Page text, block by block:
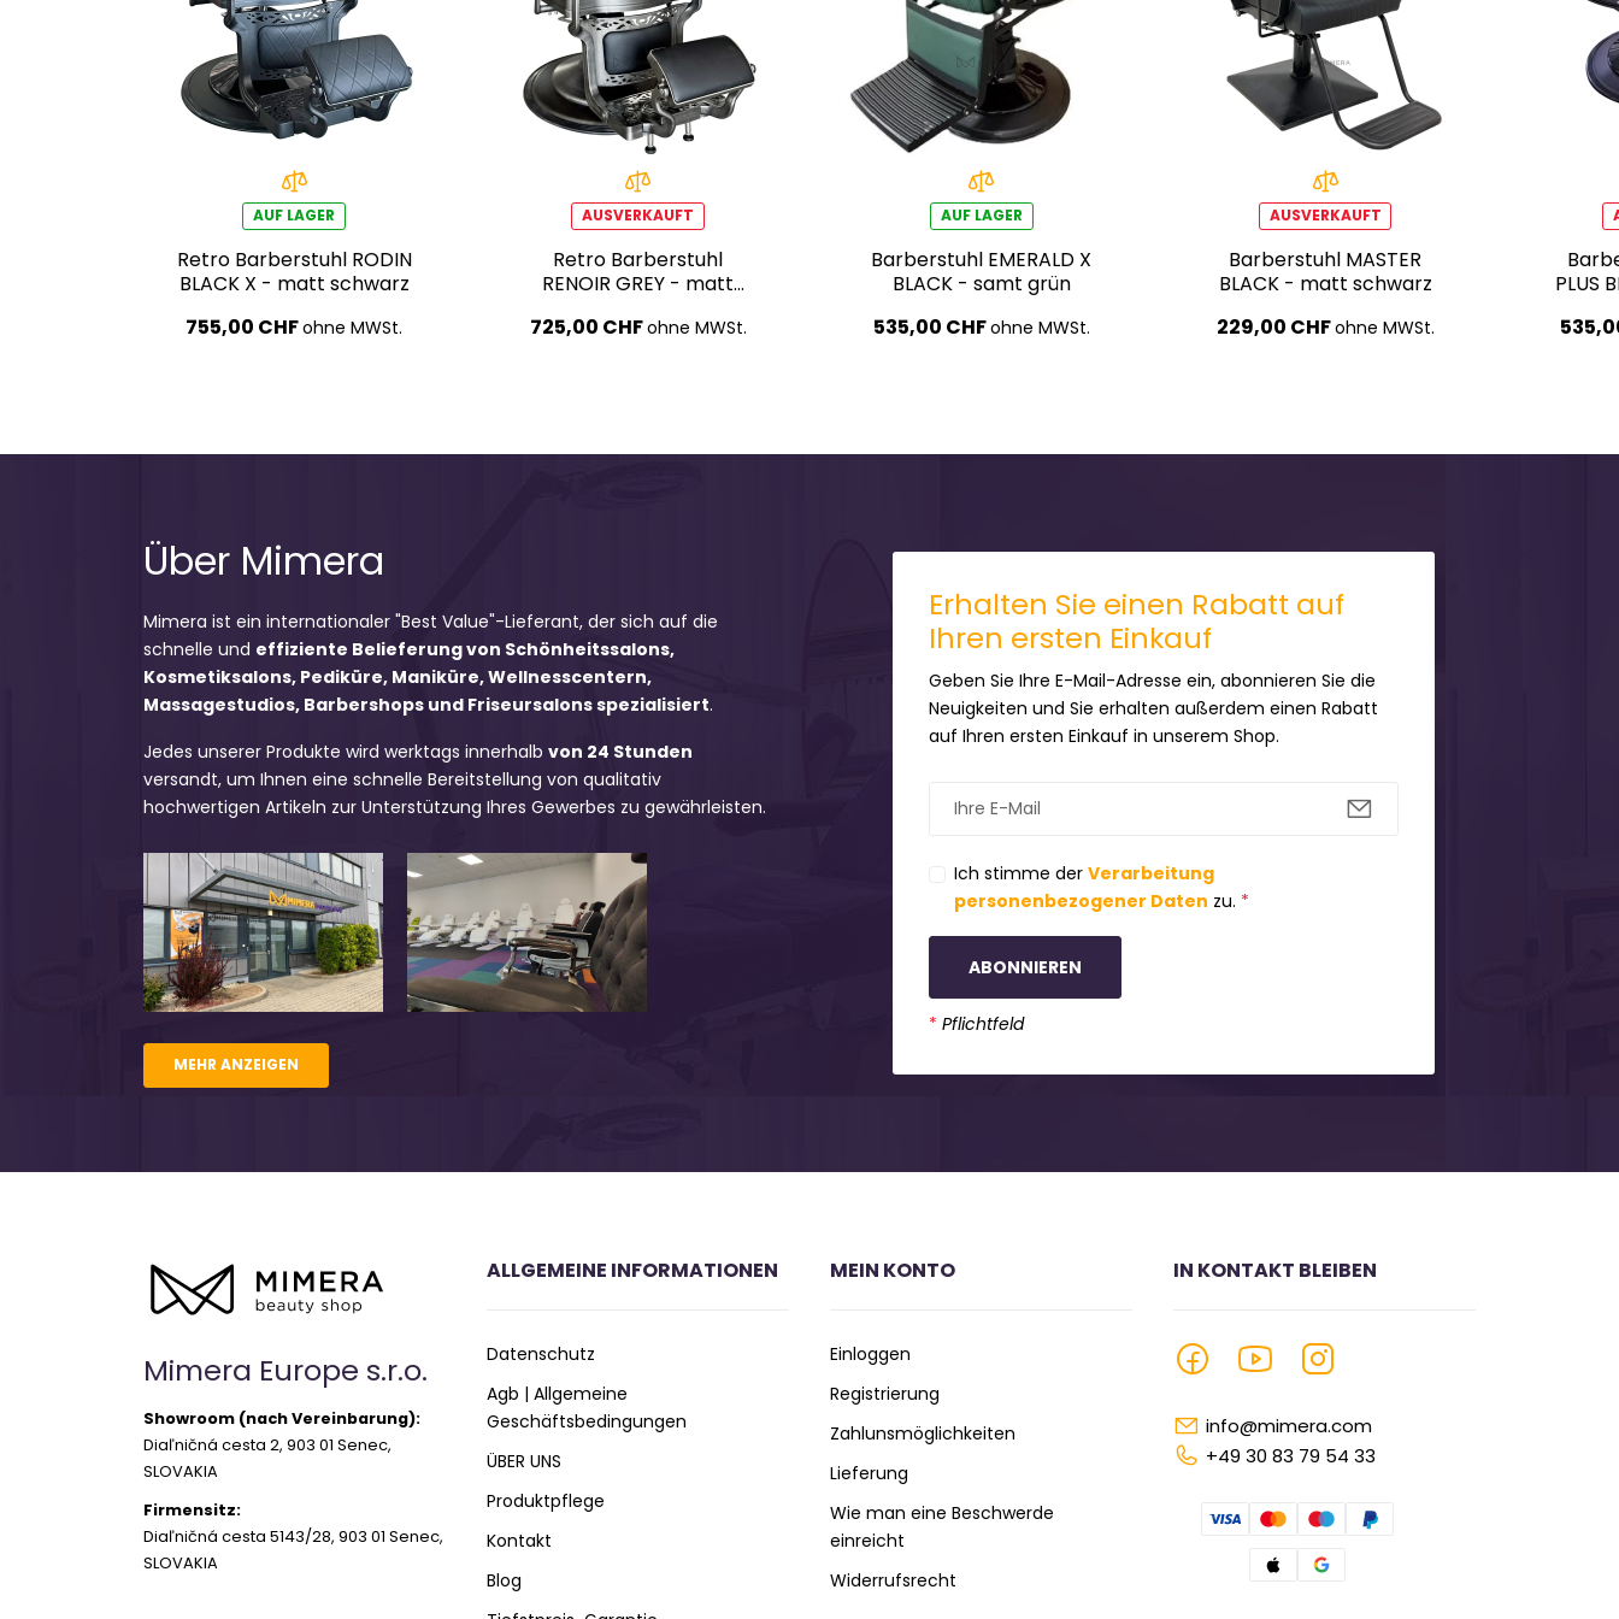
AUF LAGER
Retro Barberstuhl RODIN
BLACK X - matt schwarz
755,00 CHFohne MWSt.
AUSVERKAUFT
Retro Barberstuhl
RENOIR GREY - matt
725,00 CHFohne MWSt.
AUF LAGER
Barberstuhl EMERALD X
BLACK - samt grün
535,00 CHFohne MWSt.
AUSVERKAUFT
Barberstuhl MASTER
BLACK - matt schwarz
229,00 CHFohne MWSt.
PLUS
Über Mimera
Mimera ist ein internationaler "Best Value"-Lieferant, der sich auf die
schnelle und effiziente Belieferung von Schönheitssalons,
Kosmetiksalons, Pediküre, Maniküre, Wellnesscentern,
Massagestudios, Barbershops und Friseursalons spezialisiert.
Jedes unserer Produkte wird werktags innerhalbvon 24 Stunden
versandt, um Ihnen eine schnelle Bereitstellung von qualitativ
hochwertigen Artikeln zur Unterstützung Ihres Gewerbes zu gewährleisten.
MEHR ANZEIGEN
Erhalten Sie einen Rabatt auf
Ihren ersten Einkauf
Geben Sie Ihre E-Mail-Adresse ein, abonnieren Sie die
Neuigkeiten und Sie erhalten außerdem einen Rabatt
auf Ihren ersten Einkauf in unserem Shop.
Ich stimme der Verarbeitung
personenbezogener Daten zu. *
ABONNIEREN
* Pflichtfeld
Mimera Europe s.r.o.
Showroom (nach Vereinbarung):
Diaľničná cesta 2, 903 01 Senec,
SLOVAKIA
Firmensitz:
Diaľničná cesta 5143/28, 903 01 Senec,
SLOVAKIA
ALLGEMEINE INFORMATIONEN
Datenschutz
Agb | Allgemeine
Geschäftsbedingungen
ÜBER UNS
Produktpflege
Kontakt
Blog
MEIN KONTO
Einloggen
Registrierung
Zahlunsmöglichkeiten
Lieferung
Wie man eine Beschwerde
einreicht
Widerrufsrecht
IN KONTAKT BLEIBEN
info@mimera.com
+49 30 83 79 54 33